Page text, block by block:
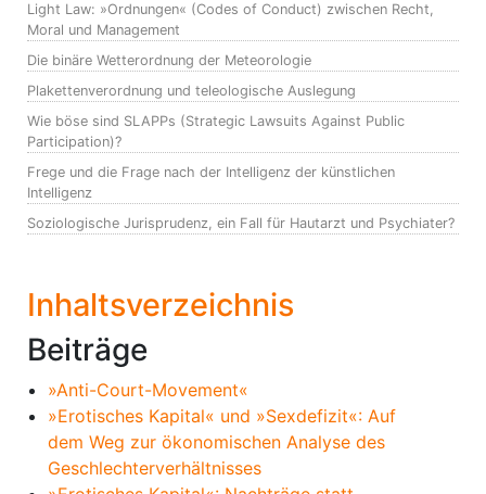
Light Law: »Ordnungen« (Codes of Conduct) zwischen Recht,
Moral und Management
Die binäre Wetterordnung der Meteorologie
Plakettenverordnung und teleologische Auslegung
Wie böse sind SLAPPs (Strategic Lawsuits Against Public
Participation)?
Frege und die Frage nach der Intelligenz der künstlichen
Intelligenz
Soziologische Jurisprudenz, ein Fall für Hautarzt und Psychiater?
Inhaltsverzeichnis
Beiträge
»Anti-Court-Movement«
»Erotisches Kapital« und »Sexdefizit«: Auf
dem Weg zur ökonomischen Analyse des
Geschlechterverhältnisses